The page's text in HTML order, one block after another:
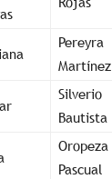
Pereyra
Martínez
Silverio
Bautista
Oropeza
Pascual